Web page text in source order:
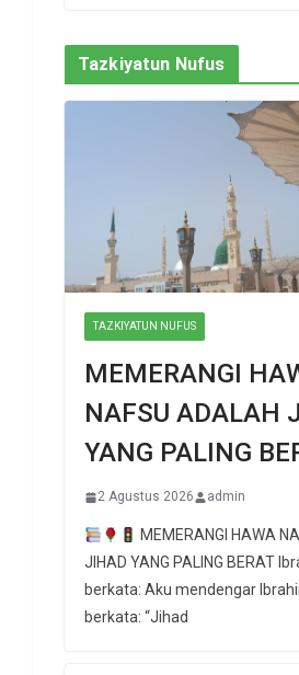
Tazkiyatun Nufus
TAZKIYATUN NUFUS
MEMERANGI
NAFSU ADALAH
YANG PALING
2 Agustus 2026 admin
MEMERANGI HAWA
JIHAD YANG PALING BERAT
berkata: Aku mendengar
berkata: “Jihad